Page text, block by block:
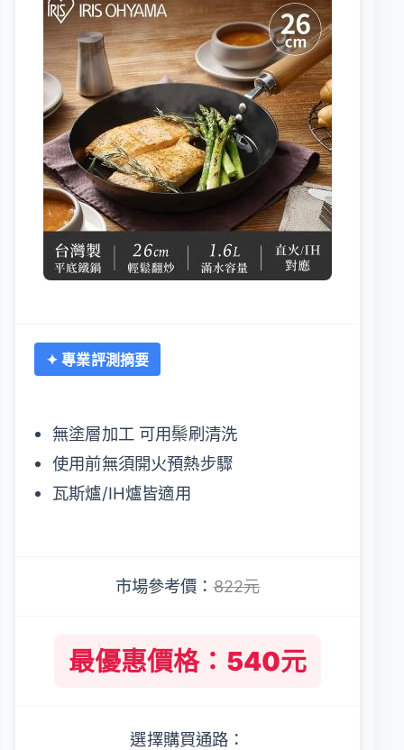
✦ 專業評測摘要
無塗層加工 可用鬃刷清洗
使用前無須開火預熱步驟
瓦斯爐/IH爐皆適用
市場參考價：822元
最優惠價格：540元
選擇購買通路：